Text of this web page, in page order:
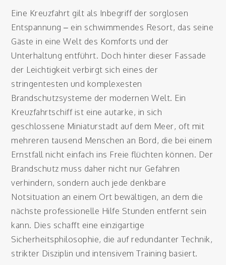
Eine Kreuzfahrt gilt als Inbegriff der sorglosen
Entspannung – ein schwimmendes Resort, das seine
Gäste in eine Welt des Komforts und der
Unterhaltung entführt. Doch hinter dieser Fassade
der Leichtigkeit verbirgt sich eines der
stringentesten und komplexesten
Brandschutzsysteme der modernen Welt. Ein
Kreuzfahrtschiff ist eine autarke, in sich
geschlossene Miniaturstadt auf dem Meer, oft mit
mehreren tausend Menschen an Bord, die bei einem
Ernstfall nicht einfach ins Freie flüchten können. Der
Brandschutz muss daher nicht nur Gefahren
verhindern, sondern auch jede denkbare
Notsituation an einem Ort bewältigen, an dem die
nächste professionelle Hilfe Stunden entfernt sein
kann. Dies schafft eine einzigartige
Sicherheitsphilosophie, die auf redundanter Technik,
strikter Disziplin und intensivem Training basiert.